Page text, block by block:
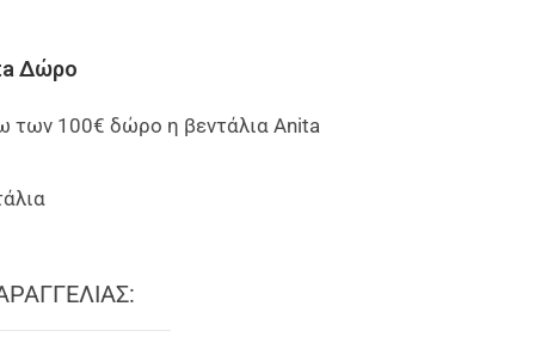
Δώρο
των 100€ δώρο η βεντάλια Anita